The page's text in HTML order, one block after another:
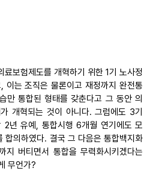
보험제도를 개혁하기 위한 1기 노사정
이는 조직은 물론이고 재정까지 완전통
만 통합된 형태를 갖춘다고 그 동안 의
개혁되는 것이 아니다. 그럼에도 3기
2년 유예, 통합시행 6개월 연기에도 모
합의하였다. 결국 그 다음은 통합백지화
지 버티면서 통합을 무력화시키겠다는
무언가?